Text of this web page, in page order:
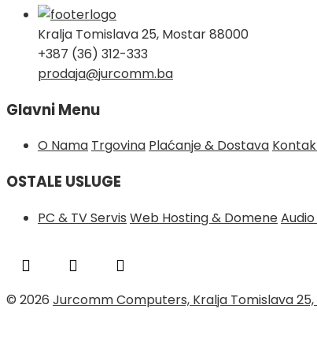
Kralja Tomislava 25, Mostar 88000
+387 (36) 312-333
prodaja@jurcomm.ba
Glavni Menu
O Nama Trgovina Plaćanje & Dostava
OSTALE USLUGE
PC & TV Servis Web Hosting & Domene
© 2026 Jurcomm Computers, Kralja Tomislava